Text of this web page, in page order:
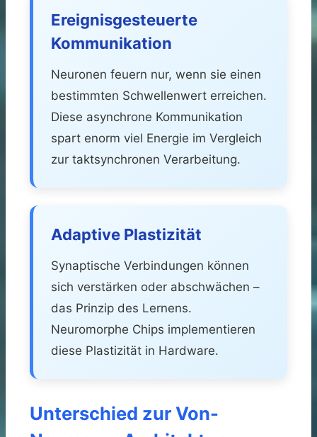
Ereignisgesteuerte
Kommunikation
Neuronen feuern nur, wenn sie einen
bestimmten Schwellenwert erreichen.
Diese asynchrone Kommunikation
spart enorm viel Energie im Vergleich
zur taktsynchronen Verarbeitung.
Adaptive Plastizität
Synaptische Verbindungen können
sich verstärken oder abschwächen –
das Prinzip des Lernens.
Neuromorphe Chips implementieren
diese Plastizität in Hardware.
Unterschied zur Von-